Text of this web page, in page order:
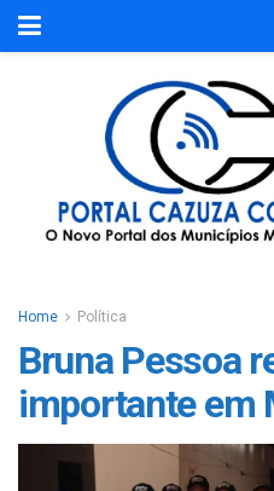
Home Política
Bruna Pessoa
importante em